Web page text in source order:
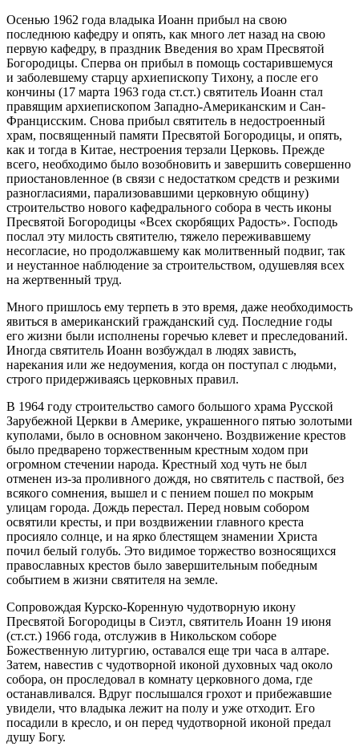
Осенью 1962 года владыка Иоанн прибыл на свою
последнюю кафедру и опять, как много лет назад на свою
первую кафедру, в праздник Введения во храм Пресвятой
Богородицы. Сперва он прибыл в помощь состарившемуся
и заболевшему старцу архиепископу Тихону, а после его
кончины (17 марта 1963 года ст.ст.) святитель Иоанн стал
правящим архиепископом Западно-Американским и Сан-
Францисским. Снова прибыл святитель в недостроенный
храм, посвященный памяти Пресвятой Богородицы, и опять,
как и тогда в Китае, нестроения терзали Церковь. Прежде
всего, необходимо было возобновить и завершить совершенно
приостановленное (в связи с недостатком средств и резкими
разногласиями, парализовавшими церковную общину)
строительство нового кафедрального собора в честь иконы
Пресвятой Богородицы «Всех скорбящих Радость». Господь
послал эту милость святителю, тяжело переживавшему
несогласие, но продолжавшему как молитвенный подвиг, так
и неустанное наблюдение за строительством, одушевляя всех
на жертвенный труд.
Много пришлось ему терпеть в это время, даже необходимость
явиться в американский гражданский суд. Последние годы
его жизни были исполнены горечью клевет и преследований.
Иногда святитель Иоанн возбуждал в людях зависть,
нарекания или же недоумения, когда он поступал с людьми,
строго придерживаясь церковных правил.
В 1964 году строительство самого большого храма Русской
Зарубежной Церкви в Америке, украшенного пятью золотыми
куполами, было в основном закончено. Воздвижение крестов
было предварено торжественным крестным ходом при
огромном стечении народа. Крестный ход чуть не был
отменен из-за проливного дождя, но святитель с паствой, без
всякого сомнения, вышел и с пением пошел по мокрым
улицам города. Дождь перестал. Перед новым собором
освятили кресты, и при воздвижении главного креста
просияло солнце, и на ярко блестящем знамении Христа
почил белый голубь. Это видимое торжество возносящихся
православных крестов было завершительным победным
событием в жизни святителя на земле.
Сопровождая Курско-Коренную чудотворную икону
Пресвятой Богородицы в Сиэтл, святитель Иоанн 19 июня
(ст.ст.) 1966 года, отслужив в Никольском соборе
Божественную литургию, оставался еще три часа в алтаре.
Затем, навестив с чудотворной иконой духовных чад около
собора, он проследовал в комнату церковного дома, где
останавливался. Вдруг послышался грохот и прибежавшие
увидели, что владыка лежит на полу и уже отходит. Его
посадили в кресло, и он перед чудотворной иконой предал
душу Богу.